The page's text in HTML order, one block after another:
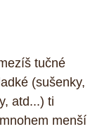
tučné
(sušenky,
atd...) ti
menší